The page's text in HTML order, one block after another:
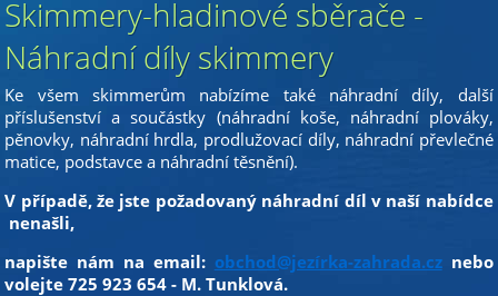
Skimmery-hladinové sběrače -
Náhradní díly skimmery
Ke všem skimmerům nabízíme také náhradní díly, další
příslušenství a součástky (náhradní koše, náhradní plováky,
pěnovky, náhradní hrdla, prodlužovací díly, náhradní převlečné
matice, podstavce a náhradní těsnění).
V případě, že jste požadovaný náhradní díl v naší nabídce
nenašli,
napište nám na email: obchod@jezírka-zahrada.cznebo
volejte 725 923 654 - M. Tunklová.